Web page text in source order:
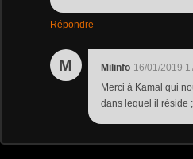
Répondre
M Milinfo 16/01/2019
Merci à Kamal qui
dans lequel il réside